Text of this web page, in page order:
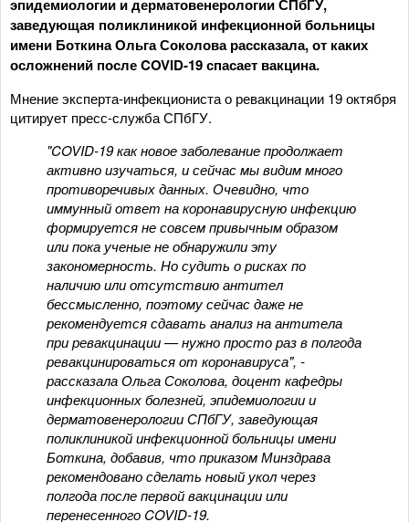
эпидемиологии и дерматовенерологии СПбГУ,
заведующая поликлиникой инфекционной больницы
имени Боткина Ольга Соколова рассказала, от каких
осложнений после COVID-19 спасает вакцина.
Мнение эксперта-инфекциониста о ревакцинации 19 октября
цитирует пресс-служба СПбГУ.
"COVID-19 как новое заболевание продолжает
активно изучаться, и сейчас мы видим много
противоречивых данных. Очевидно, что
иммунный ответ на коронавирусную инфекцию
формируется не совсем привычным образом
или пока ученые не обнаружили эту
закономерность. Но судить о рисках по
наличию или отсутствию антител
бессмысленно, поэтому сейчас даже не
рекомендуется сдавать анализ на антитела
при ревакцинации — нужно просто раз в полгода
ревакцинироваться от коронавируса", -
рассказала Ольга Соколова, доцент кафедры
инфекционных болезней, эпидемиологии и
дерматовенерологии СПбГУ, заведующая
поликлиникой инфекционной больницы имени
Боткина, добавив, что приказом Минздрава
рекомендовано сделать новый укол через
полгода после первой вакцинации или
перенесенного COVID-19.